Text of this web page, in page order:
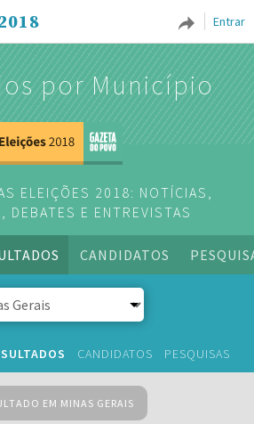
Entrar
por Município
ELEIÇÕES 2018: NOTÍCIAS,
DEBATES E ENTREVISTAS
CANDIDATOS
CANDIDATOS PESQUISAS
EM MINAS GERAIS